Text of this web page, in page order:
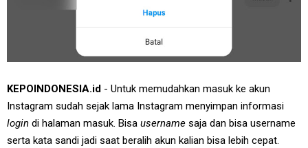
KEPOINDONESIA.id - Untuk memudahkan masuk ke akun
Instagram sudah sejak lama Instagram menyimpan informasi
login di halaman masuk. Bisa username saja dan bisa username
serta kata sandi jadi saat beralih akun kalian bisa lebih cepat.